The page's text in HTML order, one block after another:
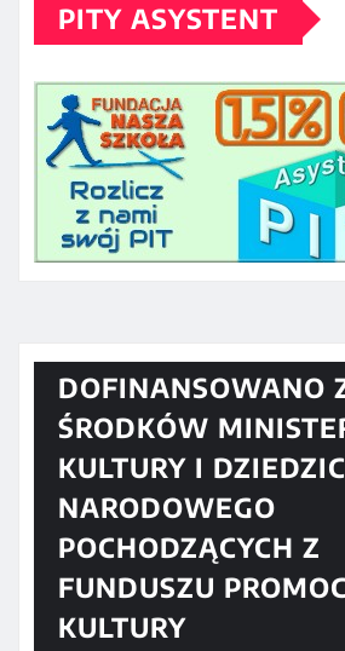
PITY ASYSTENT
DOFINANSOWANO
ŚRODKÓW
KULTURY I
NARODOWEGO
POCHODZĄCYCH Z
FUNDUSZU
KULTURY